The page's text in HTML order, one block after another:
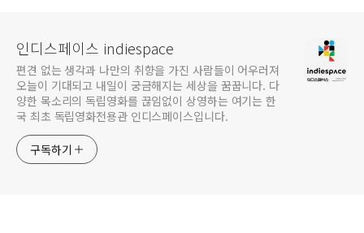
인디스페이스 indiespace
편견 없는 생각과 나만의 취향을 가진 사람들이 어우러져
오늘이 기대되고 내일이 궁금해지는 세상을 꿈꿉니다. 다
양한 목소리의 독립영화를 끊임없이 상영하는 여기는 한
국 최초 독립영화전용관 인디스페이스입니다.
구독하기